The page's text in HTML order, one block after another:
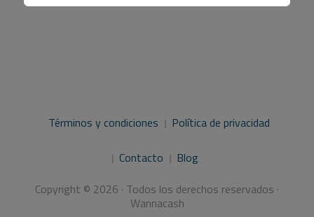
Términos y condiciones Política de privacidad
Contacto
Blog
Copyright © 2026 · Todos los derechos reservados ·
Wannacash